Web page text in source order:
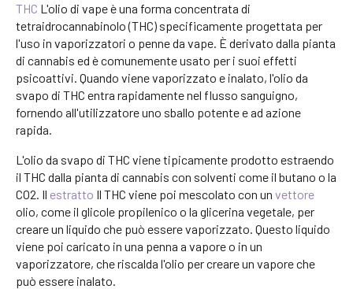
THC L'olio di vape è una forma concentrata di
tetraidrocannabinolo (THC) specificamente progettata per
l'uso in vaporizzatori o penne da vape. È derivato dalla pianta
di cannabis ed è comunemente usato per i suoi effetti
psicoattivi. Quando viene vaporizzato e inalato, l'olio da
svapo di THC entra rapidamente nel flusso sanguigno,
fornendo all'utilizzatore uno sballo potente e ad azione
rapida.
L'olio da svapo di THC viene tipicamente prodotto estraendo
il THC dalla pianta di cannabis con solventi come il butano o la
CO2. Il estratto Il THC viene poi mescolato con un vettore
olio, come il glicole propilenico o la glicerina vegetale, per
creare un liquido che può essere vaporizzato. Questo liquido
viene poi caricato in una penna a vapore o in un
vaporizzatore, che riscalda l'olio per creare un vapore che
può essere inalato.